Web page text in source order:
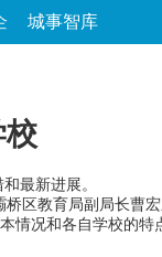
城事智库
校
最新进展。
区教育局副局长曹
情况和各自学校的特